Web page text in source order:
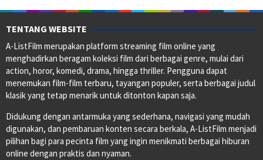
TENTANG WEBSITE
A-ListFilm merupakan platform streaming film online yang
menghadirkan beragam koleksi film dari berbagai genre, mulai dari
action, horor, komedi, drama, hingga thriller. Pengguna dapat
menemukan film-film terbaru, tayangan populer, serta berbagai judul
klasik yang tetap menarik untuk ditonton kapan saja.
Didukung dengan antarmuka yang sederhana, navigasi yang mudah
digunakan, dan pembaruan konten secara berkala, A-ListFilm menjadi
pilihan bagi para pecinta film yang ingin menikmati berbagai hiburan
online dengan praktis dan nyaman.